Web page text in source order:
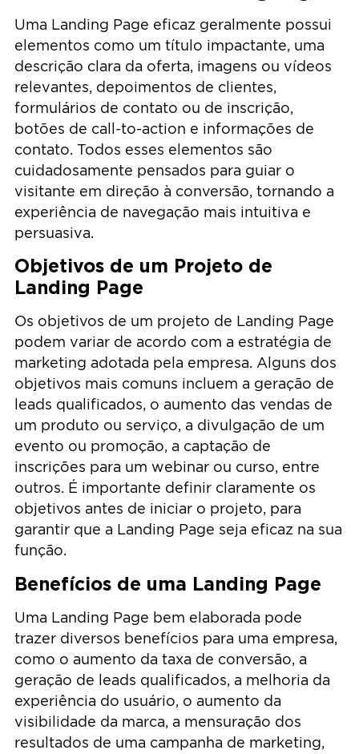
Uma Landing Page eficaz geralmente possui
elementos como um título impactante, uma
descrição clara da oferta, imagens ou vídeos
relevantes, depoimentos de clientes,
formulários de contato ou de inscrição,
botões de call-to-action e informações de
contato. Todos esses elementos são
cuidadosamente pensados para guiar o
visitante em direção à conversão, tornando a
experiência de navegação mais intuitiva e
persuasiva.
Objetivos de um Projeto de
Landing Page
Os objetivos de um projeto de Landing Page
podem variar de acordo com a estratégia de
marketing adotada pela empresa. Alguns dos
objetivos mais comuns incluem a geração de
leads qualificados, o aumento das vendas de
um produto ou serviço, a divulgação de um
evento ou promoção, a captação de
inscrições para um webinar ou curso, entre
outros. É importante definir claramente os
objetivos antes de iniciar o projeto, para
garantir que a Landing Page seja eficaz na sua
função.
Benefícios de uma Landing Page
Uma Landing Page bem elaborada pode
trazer diversos benefícios para uma empresa,
como o aumento da taxa de conversão, a
geração de leads qualificados, a melhoria da
experiência do usuário, o aumento da
visibilidade da marca, a mensuração dos
resultados de uma campanha de marketing,